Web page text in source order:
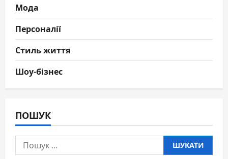
Мода
Персоналії
Стиль життя
Шоу-бізнес
ПОШУК
Пошук: